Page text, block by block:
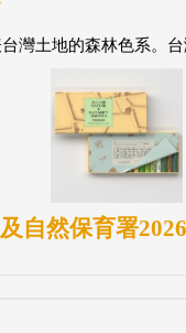
灣土地的森林色系。
自然保育署